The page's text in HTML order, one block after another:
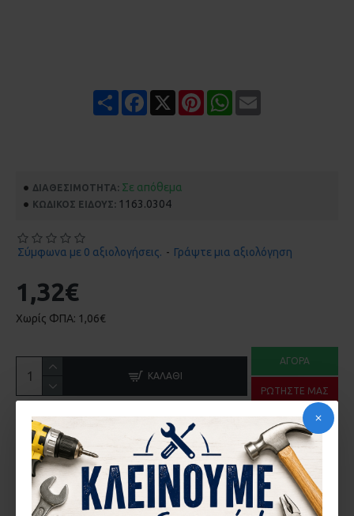
Share Facebook PinterestWhatsApp
ΔΙΑΘΕΣΙΜΌΤΗΤΑ: Σε απόθεμα
ΚΩΔΙΚΌΣ ΕΊΔΟΥΣ: 1163.0304
Σύμφωνα με 0 αξιολογήσεις. - Γράψτε μια αξιολόγηση
1,32€
Χωρίς ΦΠΑ: 1,06€
ΚΑΛΆΘΙ
ΑΓΟΡΆ
ΡΩΤΉΣΤΕ ΜΑΣ
ΠΕΡΙΓΡΑ΄ΦΉ